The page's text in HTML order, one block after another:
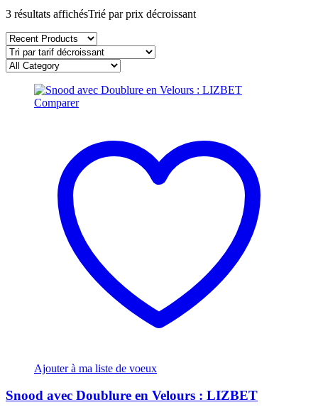
3 résultats affichésTrié par prix décroissant
Comparer
Ajouter à ma liste de voeux
Snood avec Doublure en Velours : LIZBET